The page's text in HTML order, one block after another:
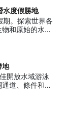
水度假勝地
期。探索世界各
和原始的水下
地
開放水域游泳
道、條件和附